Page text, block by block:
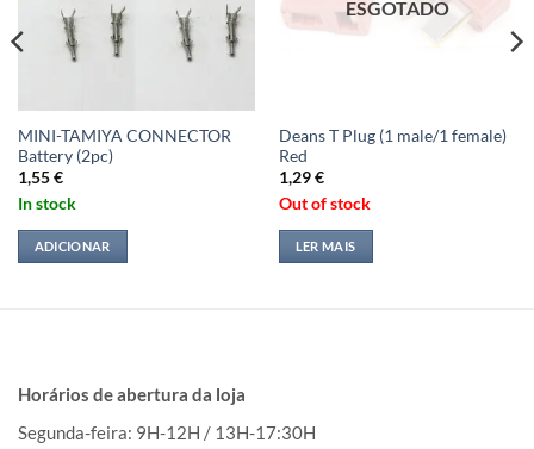
MINI-TAMIYA CONNECTOR
Battery (2pc)
1,55€
In stock
ADICIONAR
ESGOTADO
Deans T Plug (1 male/1 female)
Red
1,29€
Out of stock
LER MAIS
Horários de abertura da loja
Segunda-feira: 9H-12H / 13H-17:30H